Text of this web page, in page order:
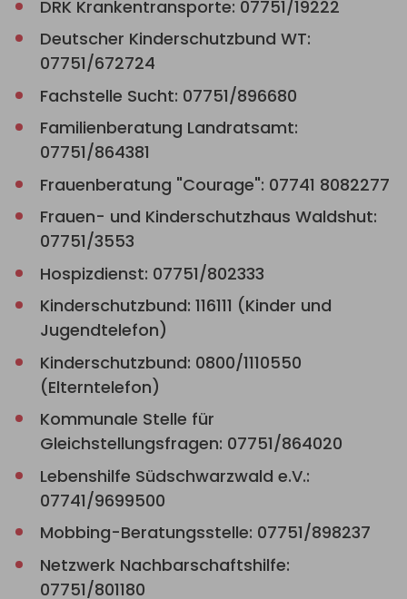
DRK Krankentransporte: 07751/19222
Deutscher Kinderschutzbund WT:
07751/672724
Fachstelle Sucht: 07751/896680
Familienberatung Landratsamt:
07751/864381
Frauenberatung "Courage": 07741 8082277
Frauen- und Kinderschutzhaus Waldshut:
07751/3553
Hospizdienst: 07751/802333
Kinderschutzbund: 116111 (Kinder und
Jugendtelefon)
Kinderschutzbund: 0800/1110550
(Elterntelefon)
Kommunale Stelle für
Gleichstellungsfragen: 07751/864020
Lebenshilfe Südschwarzwald e.V.:
07741/9699500
Mobbing-Beratungsstelle: 07751/898237
Netzwerk Nachbarschaftshilfe:
07751/801180